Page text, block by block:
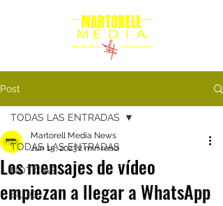
Post
TODAS LAS ENTRADAS
NOTICIAS
BLOG
TODAS LAS ENTRADAS
Los mensajes de vídeo
empiezan a llegar a WhatsApp
Martorell Media News
Jun 15, 20232 min read